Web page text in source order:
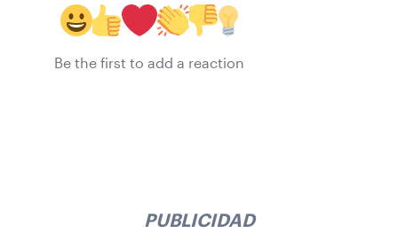
Be the first to add a reaction
PUBLICIDAD